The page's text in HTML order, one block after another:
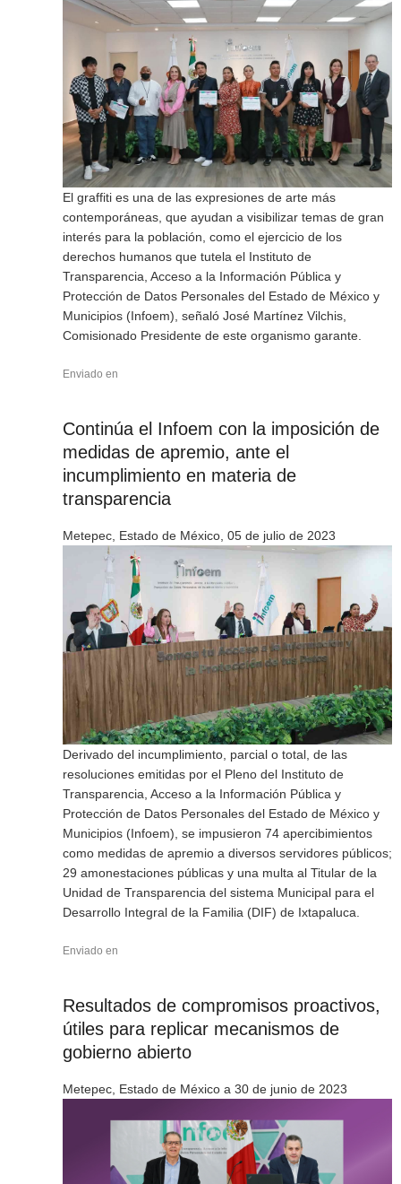
El graffiti es una de las expresiones de arte más
contemporáneas, que ayudan a visibilizar temas de gran
interés para la población, como el ejercicio de los
derechos humanos que tutela el Instituto de
Transparencia, Acceso a la Información Pública y
Protección de Datos Personales del Estado de México y
Municipios (Infoem), señaló José Martínez Vilchis,
Comisionado Presidente de este organismo garante.
Enviado en
Continúa el Infoem con la imposición de
medidas de apremio, ante el
incumplimiento en materia de
transparencia
Metepec, Estado de México, 05 de julio de 2023
Derivado del incumplimiento, parcial o total, de las
resoluciones emitidas por el Pleno del Instituto de
Transparencia, Acceso a la Información Pública y
Protección de Datos Personales del Estado de México y
Municipios (Infoem), se impusieron 74 apercibimientos
como medidas de apremio a diversos servidores públicos;
29 amonestaciones públicas y una multa al Titular de la
Unidad de Transparencia del sistema Municipal para el
Desarrollo Integral de la Familia (DIF) de Ixtapaluca.
Enviado en
Resultados de compromisos proactivos,
útiles para replicar mecanismos de
gobierno abierto
Metepec, Estado de México a 30 de junio de 2023